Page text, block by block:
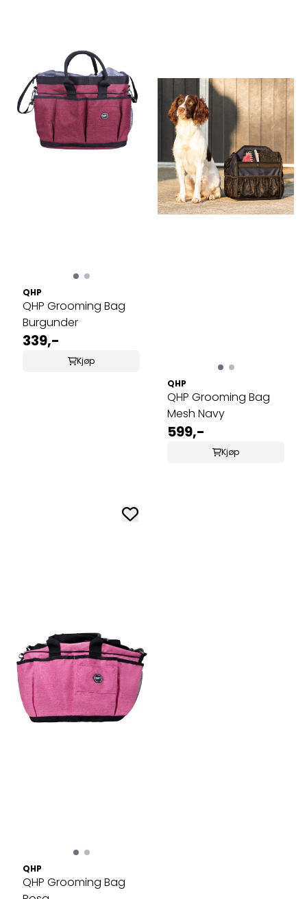
QHP
QHP Grooming Bag
Burgunder
339,-
Kjøp
QHP
QHP Grooming Bag
Mesh Navy
599,-
Kjøp
QHP
QHP Grooming Bag